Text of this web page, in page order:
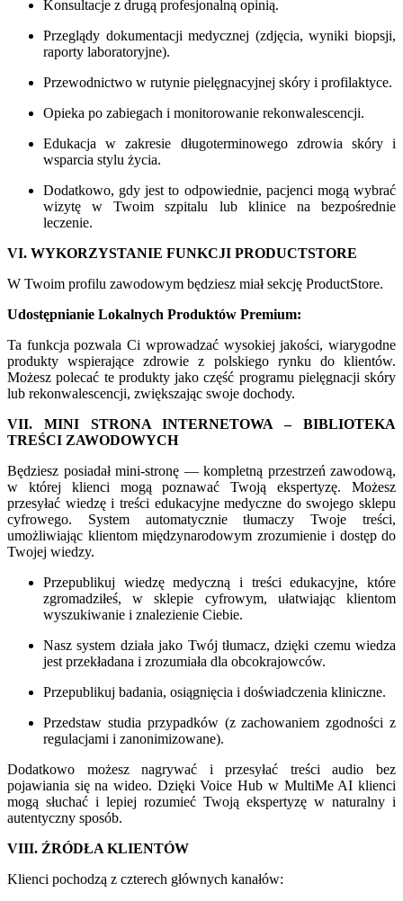
Konsultacje z drugą profesjonalną opinią.
Przeglądy dokumentacji medycznej (zdjęcia, wyniki biopsji,
raporty laboratoryjne).
Przewodnictwo w rutynie pielęgnacyjnej skóry i profilaktyce.
Opieka po zabiegach i monitorowanie rekonwalescencji.
Edukacja w zakresie długoterminowego zdrowia skóry i
wsparcia stylu życia.
Dodatkowo, gdy jest to odpowiednie, pacjenci mogą wybrać
wizytę w Twoim szpitalu lub klinice na bezpośrednie
leczenie.
VI. WYKORZYSTANIE FUNKCJI PRODUCTSTORE
W Twoim profilu zawodowym będziesz miał sekcję ProductStore.
Udostępnianie Lokalnych Produktów Premium:
Ta funkcja pozwala Ci wprowadzać wysokiej jakości, wiarygodne
produkty wspierające zdrowie z polskiego rynku do klientów.
Możesz polecać te produkty jako część programu pielęgnacji skóry
lub rekonwalescencji, zwiększając swoje dochody.
VII. MINI STRONA INTERNETOWA – BIBLIOTEKA
TREŚCI ZAWODOWYCH
Będziesz posiadał mini-stronę — kompletną przestrzeń zawodową,
w której klienci mogą poznawać Twoją ekspertyzę. Możesz
przesyłać wiedzę i treści edukacyjne medyczne do swojego sklepu
cyfrowego. System automatycznie tłumaczy Twoje treści,
umożliwiając klientom międzynarodowym zrozumienie i dostęp do
Twojej wiedzy.
Przepublikuj wiedzę medyczną i treści edukacyjne, które
zgromadziłeś, w sklepie cyfrowym, ułatwiając klientom
wyszukiwanie i znalezienie Ciebie.
Nasz system działa jako Twój tłumacz, dzięki czemu wiedza
jest przekładana i zrozumiała dla obcokrajowców.
Przepublikuj badania, osiągnięcia i doświadczenia kliniczne.
Przedstaw studia przypadków (z zachowaniem zgodności z
regulacjami i zanonimizowane).
Dodatkowo możesz nagrywać i przesyłać treści audio bez
pojawiania się na wideo. Dzięki Voice Hub w MultiMe AI klienci
mogą słuchać i lepiej rozumieć Twoją ekspertyzę w naturalny i
autentyczny sposób.
VIII. ŹRÓDŁA KLIENTÓW
Klienci pochodzą z czterech głównych kanałów: